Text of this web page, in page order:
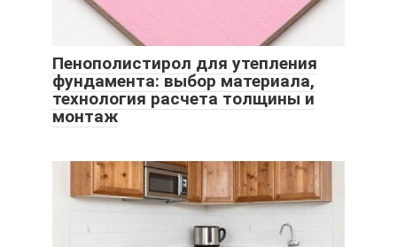
Пенополистирол для утепления
фундамента: выбор материала,
технология расчета толщины и
монтаж